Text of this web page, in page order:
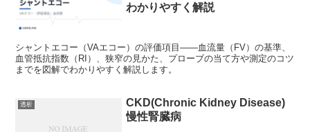
わかりやすく解説
シャントエコー（VAエコー）の評価項目——血流量（FV）の基準、
血管抵抗指数（RI）、狭窄の見かた、プローブの当て方や測定のコツ
までを図解でわかりやすく解説します。
透析
CKD(Chronic Kidney Disease)
慢性腎臓病